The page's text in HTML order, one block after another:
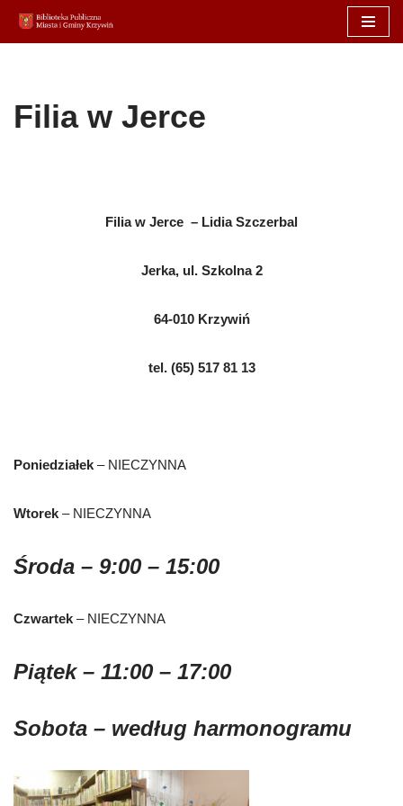
Przejdź
Filia w Jerce
Filia w Jerce – Lidia Szczerbal
Jerka, ul. Szkolna 2
64-010 Krzywiń
tel. (65) 517 81 13
Poniedziałek – NIECZYNNA
Wtorek – NIECZYNNA
Środa – 9:00 – 15:00
Czwartek – NIECZYNNA
Piątek– 11:00 – 17:00
Sobota – według harmonogramu